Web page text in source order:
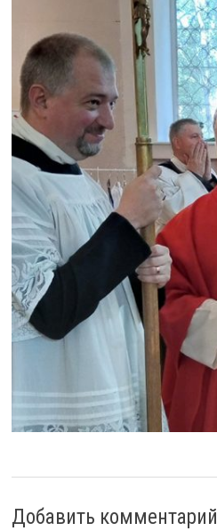
Добавить комментарий